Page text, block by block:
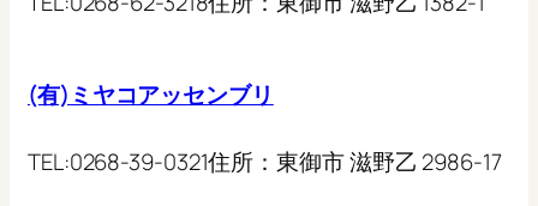
(有)ミヤコアッセンブリ
TEL:0268-39-0321住所：東御市 滋野乙 2986-17